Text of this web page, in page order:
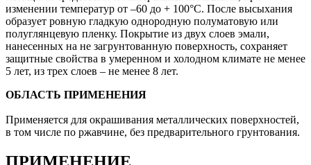
изменении температур от –60 до + 100°С. После высыхания
образует ровную гладкую однородную полуматовую или
полуглянцевую пленку. Покрытие из двух слоев эмали,
нанесенных на не загрунтованную поверхность, сохраняет
защитные свойства в умеренном и холодном климате не менее
5 лет, из трех слоев – не менее 8 лет.
ОБЛАСТЬ ПРИМЕНЕНИЯ
Применяется для окрашивания металлических поверхностей,
в том числе по ржавчине, без предварительного грунтования.